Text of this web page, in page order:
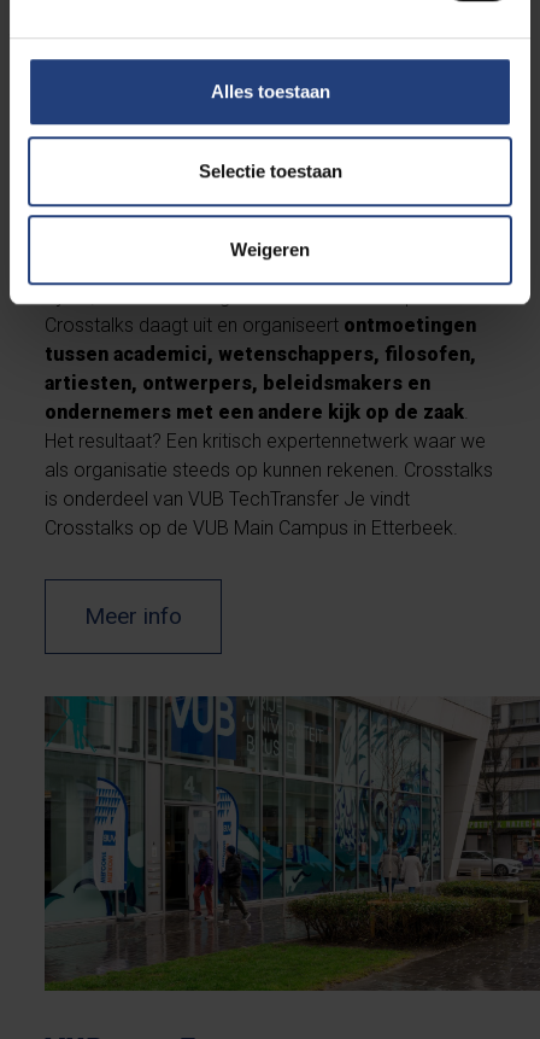
Alles toestaan
Selectie toestaan
Weigeren
Crosstalks
Hoe blijven we met een frisse blik naar de wereld
Crosstalks daagt uit en organiseert ontmoetingen
tussen academici, wetenschappers, filosofen,
artiesten, ontwerpers, beleidsmakers en
ondernemers met een andere kijk op de zaak
Het resultaat? Een kritisch expertennetwerk waar we
als organisatie steeds op kunnen rekenen. Crosstalks
is onderdeel van VUB TechTransfer Je vindt
Crosstalks op de VUB Main Campus in Etterbeek.
Meer info